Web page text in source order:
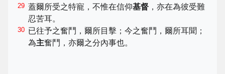
29 蓋爾所受之特寵，不惟在信仰基督 ，亦在為彼受難
忍苦耳。
30 已往予之奮鬥，爾所目擊；今之奮鬥，爾所耳聞；
為主奮鬥，亦爾之分內事也。